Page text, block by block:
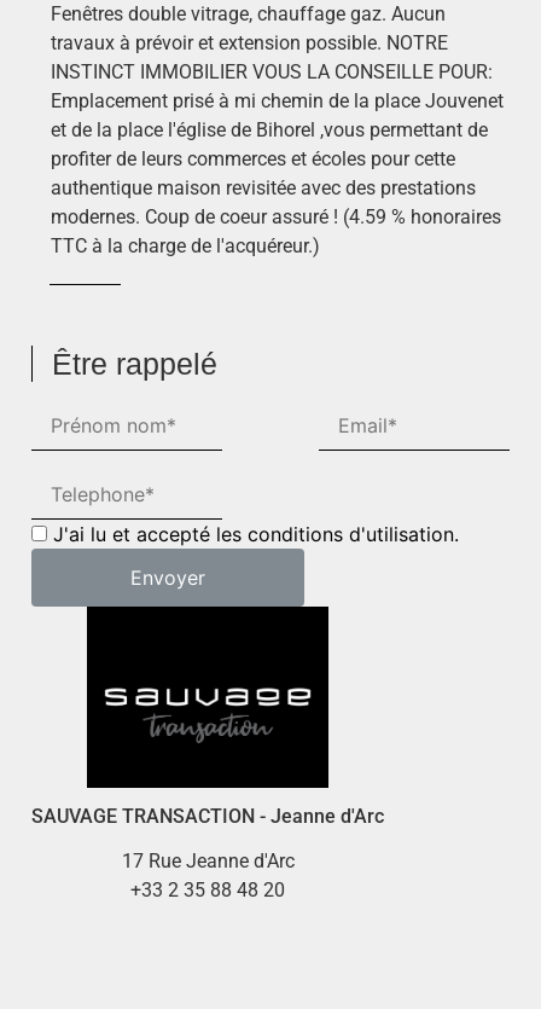
Fenêtres double vitrage, chauffage gaz. Aucun
travaux à prévoir et extension possible. NOTRE
INSTINCT IMMOBILIER VOUS LA CONSEILLE POUR:
Emplacement prisé à mi chemin de la place Jouvenet
et de la place l'église de Bihorel ,vous permettant de
profiter de leurs commerces et écoles pour cette
authentique maison revisitée avec des prestations
modernes. Coup de coeur assuré ! (4.59 % honoraires
TTC à la charge de l'acquéreur.)
Être rappelé
J'ai lu et accepté les conditions d'utilisation.
SAUVAGE TRANSACTION - Jeanne d'Arc
17 Rue Jeanne d'Arc
+33 2 35 88 48 20